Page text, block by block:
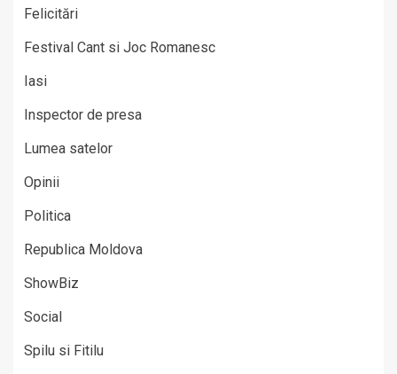
Felicitări
Festival Cant si Joc Romanesc
Iasi
Inspector de presa
Lumea satelor
Opinii
Politica
Republica Moldova
ShowBiz
Social
Spilu si Fitilu